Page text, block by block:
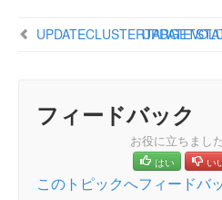
DataKeeper Cluster
テーション
ユーザインターフェース
コンポーネント
レプリケーションについて
フィードバック
お役に立ちまし
はい い
このトピックへフィードバ